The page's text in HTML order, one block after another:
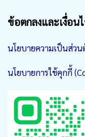
ข้อตกลงและเงื่อน
นโยบายความเป็นส่วน
นโยบายการใช้คุกกี้